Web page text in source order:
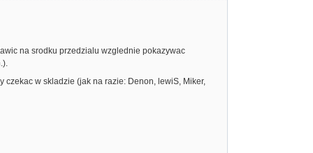
na srodku przedzialu wzglednie pokazywac
w skladzie (jak na razie: Denon, lewiS, Miker,